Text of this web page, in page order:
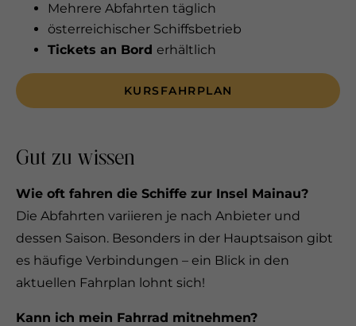
Mehrere Abfahrten täglich
österreichischer Schiffsbetrieb
Tickets an Bord erhältlich
KURSFAHRPLAN
Gut zu wissen
Wie oft fahren die Schiffe zur Insel Mainau?
Die Abfahrten variieren je nach Anbieter und
dessen Saison. Besonders in der Hauptsaison gibt
es häufige Verbindungen – ein Blick in den
aktuellen Fahrplan lohnt sich!
Kann ich mein Fahrrad mitnehmen?